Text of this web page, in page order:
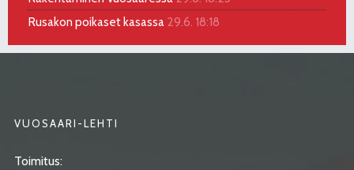
Rusakon poikaset kasassa 29.6. 18:18
VUOSAARI-LEHTI
Toimitus: